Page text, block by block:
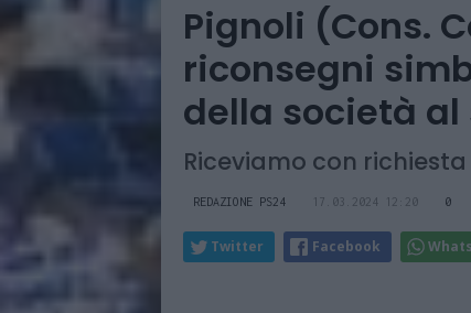
Pignoli (Cons.
riconsegni
della società al
Riceviamo con
REDAZIONE PS24 17.03.2024 12:20 0
Twitter Facebook